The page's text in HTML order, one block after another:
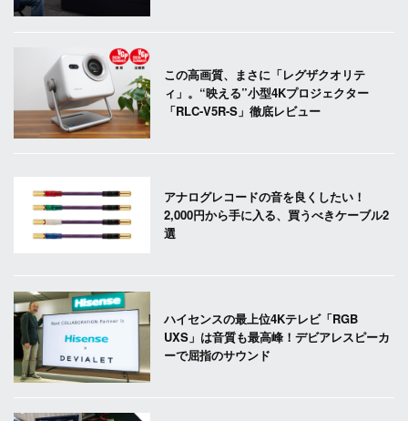
この高画質、まさに「レグザクオリテ
ィ」。“映える”小型4Kプロジェクター
「RLC-V5R-S」徹底レビュー
アナログレコードの音を良くしたい！
2,000円から手に入る、買うべきケーブル2
選
ハイセンスの最上位4Kテレビ「RGB
UXS」は音質も最高峰！デビアレスピーカ
ーで屈指のサウンド